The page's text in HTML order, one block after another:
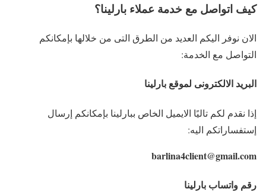
كيف اتواصل مع خدمة عملاء بارلينا؟
الان نوفر اليكم العديد من الطرق التى من خلالها بإمكانكم
التواصل مع الخدمة:
البريد الالكترونى لموقع بارلينا
إذا نقدم لكم تاليًا الايميل الخاص ببارلينا بإمكانكم إرسال
إستفساراتكم اليه:
barlina4client@gmail.com
رقم واتساب بارلينا